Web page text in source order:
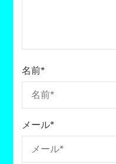
名前*
メール*